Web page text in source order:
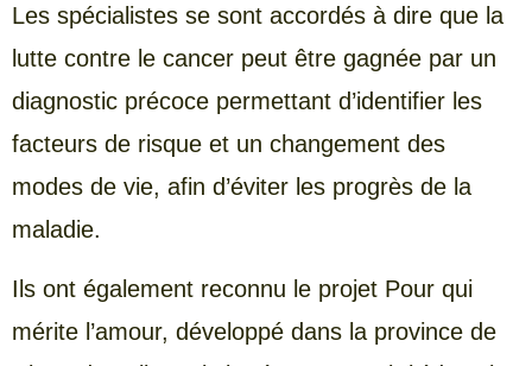
Les spécialistes se sont accordés à dire que la
lutte contre le cancer peut être gagnée par un
diagnostic précoce permettant d’identifier les
facteurs de risque et un changement des
modes de vie, afin d’éviter les progrès de la
maladie.
Ils ont également reconnu le projet Pour qui
mérite l’amour, développé dans la province de